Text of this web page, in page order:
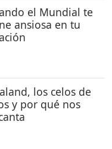
el Mundial te
ansiosa en tu
los celos de
y por qué nos